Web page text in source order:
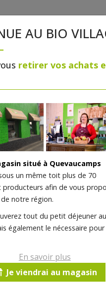
BOULANGERIE /
CORPS BEAUTÉ
AU BIO
retirer vos achats
situé à Quevaucamps
un même toit plus de 70
producteurs afin de vous
notre région.
tout du petit déjeuner au
également le nécessaire pour
En savoir plus
Je viendrai au magasin